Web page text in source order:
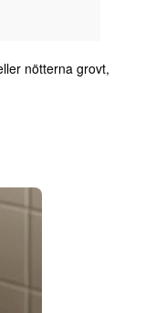
nötterna grovt,